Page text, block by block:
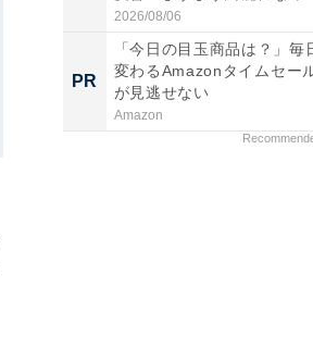
い...
2026/08/06
PR
「今日の目玉商品は？」毎
変わるAmazonタイムセー
が見逃せない
Amazon